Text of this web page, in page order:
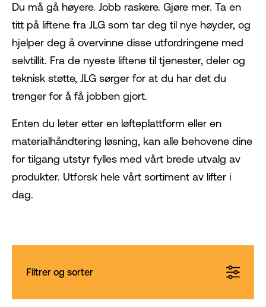
Du må gå høyere. Jobb raskere. Gjøre mer. Ta en
titt på liftene fra JLG som tar deg til nye høyder, og
hjelper deg å overvinne disse utfordringene med
selvtillit. Fra de nyeste liftene til tjenester, deler og
teknisk støtte, JLG sørger for at du har det du
trenger for å få jobben gjort.
Enten du leter etter en løfteplattform eller en
materialhåndtering løsning, kan alle behovene dine
for tilgang utstyr fylles med vårt brede utvalg av
produkter. Utforsk hele vårt sortiment av lifter i
dag.
Filtrer og sorter